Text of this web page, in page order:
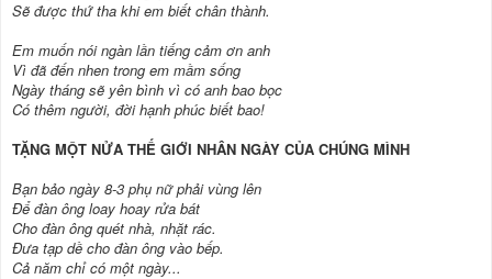
Sẽ được thứ tha khi em biết chân thành.
Em muốn nói ngàn lần tiếng cảm ơn anh
Vì đã đến nhen trong em mầm sống
Ngày tháng sẽ yên bình vì có anh bao bọc
Có thêm người, đời hạnh phúc biết bao!
TẶNG MỘT NỬA THẾ GIỚI NHÂN NGÀY CỦA CHÚNG MÌNH
Bạn bảo ngày 8-3 phụ nữ phải vùng lên
Để đàn ông loay hoay rửa bát
Cho đàn ông quét nhà, nhặt rác.
Đưa tạp dề cho đàn ông vào bếp.
Cả năm chỉ có một ngày...